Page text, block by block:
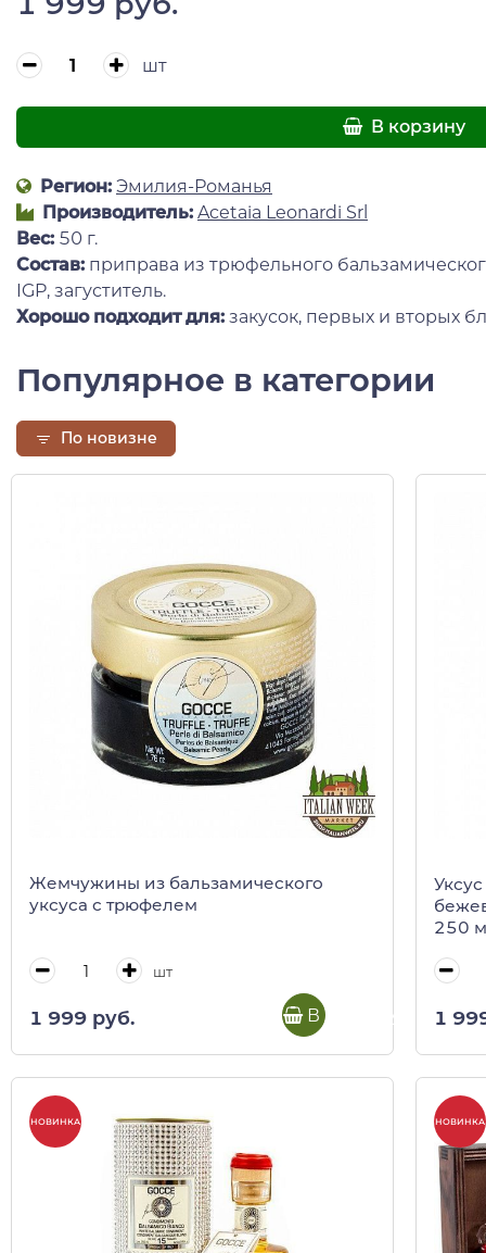
шт
В корзину
Регион: Эмилия-Романья
Производитель: Acetaia Leonardi Srl
Вес: 50 г.
Состав: приправа из трюфельного
IGP, загуститель.
Хорошо подходит для: закусок, первых и вторых
Популярное в категории
По новизне
Жемчужины из бальзамического
уксуса с трюфелем
шт
1 999 руб. В корзину
250
1
НОВИНКА НОВИНКА